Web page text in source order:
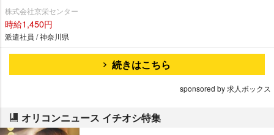
株式会社京栄センター
時給1,450円
派遣社員 / 神奈川県
続きはこちら
sponsored by 求人ボックス
オリコンニュース イチオシ特集